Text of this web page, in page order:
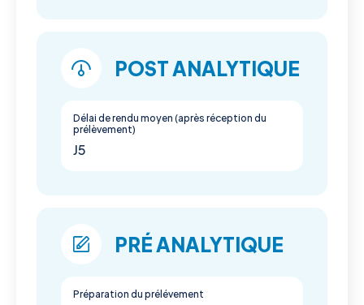
POST ANALYTIQUE
Délai de rendu moyen (après réception du
prélèvement)
J5
PRÉ ANALYTIQUE
Préparation du prélévement